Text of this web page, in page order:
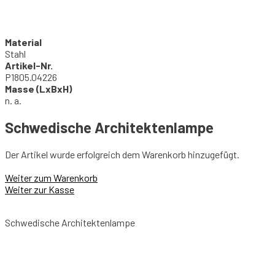
Material
Stahl
Artikel-Nr.
P1805.04226
Masse (LxBxH)
n. a.
Schwedische Architektenlampe
Der Artikel wurde erfolgreich dem Warenkorb hinzugefügt.
Weiter zum Warenkorb
Weiter zur Kasse
Schwedische Architektenlampe